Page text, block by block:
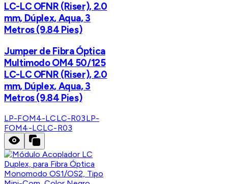
LC-LC OFNR (Riser), 2.0
mm, Dúplex, Aqua, 3
Metros (9.84 Pies)
Jumper de Fibra Óptica
Multimodo OM4 50/125
LC-LC OFNR (Riser), 2.0
mm, Dúplex, Aqua, 3
Metros (9.84 Pies)
LP-FOM4-LCLC-R03LP-
FOM4-LCLC-R03